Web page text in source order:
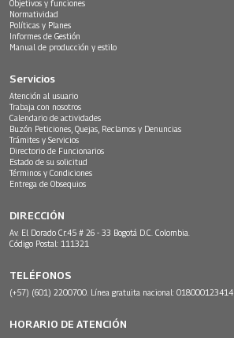
Objetivos y funciones
Normatividad
Políticas y Planes
Informes de Gestión
Manual de producción y estilo
Servicios
Atención al usuario
Trabaja con nosotros
Calendario de actividades
Buzón Peticiones, Quejas, Reclamos y Denuncias
Trámites y Servicios
Directorio de Funcionarios
Estado de su solicitud
Términos y Condiciones
Entrega de Obsequios
DIRECCIÓN
Av. El Dorado Cr.45 # 26 - 33 Bogotá D.C. Colombia.
Código Postal: 111321
TELÉFONOS
(+57) (601) 2200700. Línea gratuita nacional: 018000123414
HORARIO DE ATENCIÓN